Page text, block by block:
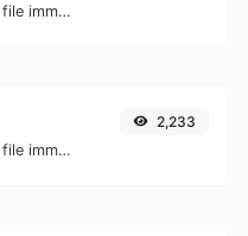
Converti facilmente i file immagine JPG in GIF.
Converti facilmente i file immagine PNG in BMP.
2,233